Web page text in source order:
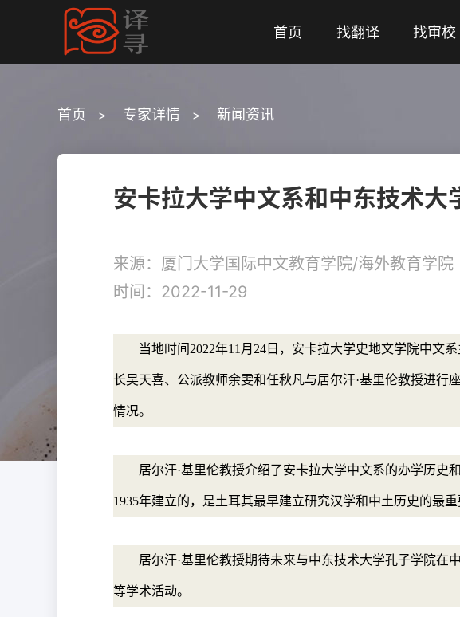
首页 找翻译 找审校
首页 > 专家详情 > 新闻资讯
安卡拉大学中文系和中东技术大
来源：厦门大学国际中文教育学院/海外教育学院
时间：2022-11-29
当地时间2022年11月24日，安卡拉大学史地文学院中文
长吴天喜、公派教师余雯和任秋凡与居尔汗·基里伦教授进行
情况。
居尔汗·基里伦教授介绍了安卡拉大学中文系的办学历
1935年建立的，是土耳其最早建立研究汉学和中土历史的最重
居尔汗·基里伦教授期待未来与中东技术大学孔子学院
等学术活动。